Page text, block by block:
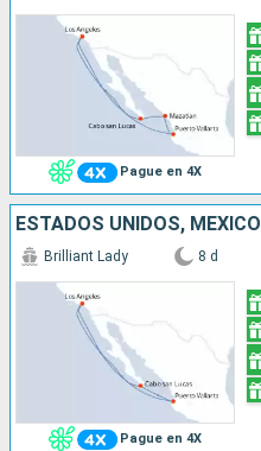
Pague en 4X
ESTADOS UNIDOS, MÉXICO
Pague en 4X
Brilliant Lady 8 d